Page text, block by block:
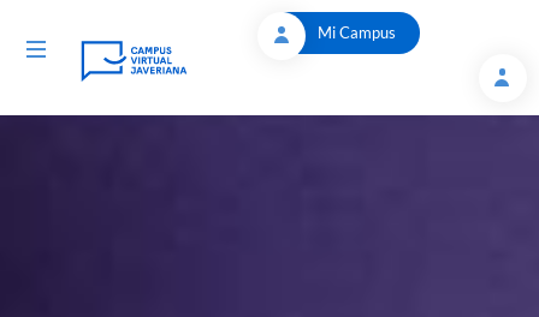
Toggle navigation Mi Campus
Articulo: Humanidades Digitales, ¿qué reflexiones